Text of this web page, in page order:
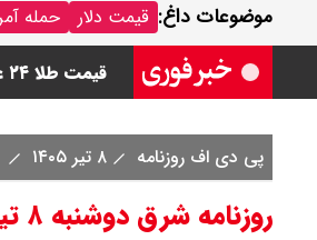
موضوعات داغ: قیمت دلار حمله
قیمت سکه امامی امروز جمعه
قیمت طلا ۲۴ عیار امروز جمعه ۱۶ مرداد ۱۴۰۵/ صعود طلا ادامه‌دار شد
قیمت نفت امروز جمعه ۱۶ مرداد
پی دی اف روزنامه ۸ تیر ۱۴۰۵
روزنامه شرق دوشنبه ۸ تیر ۱۴۰۵ شماره ۵۴۱۹